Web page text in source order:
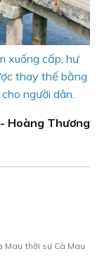
xuống cấp, hư
thay thế bằng
người dân.
Hoàng Thương
Mau thời sự Cà Mau